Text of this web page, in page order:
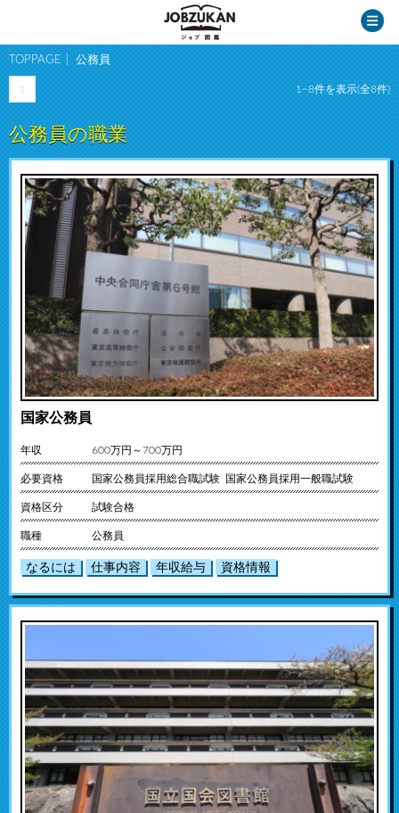
TOPPAGE 公務員
1 1~8件を表示(全8件)
公務員の職業
国家公務員
年収 600万円～700万円
必要資格 国家公務員採用総合職試験 国家公務員採用一般職試験
資格区分 試験合格
職種 公務員
なるには 仕事内容 年収給与 資格情報